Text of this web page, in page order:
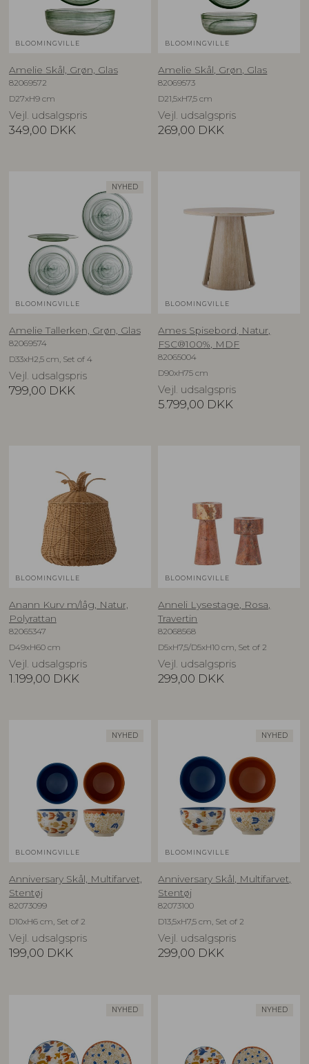
BLOOMINGVILLE
Amelie Skål, Grøn, Glas
82069572
D27xH9 cm
Vejl. udsalgspris
349,00 DKK
BLOOMINGVILLE
Amelie Skål, Grøn, Glas
82069573
D21,5xH7,5 cm
Vejl. udsalgspris
269,00 DKK
NYHED
BLOOMINGVILLE
Amelie Tallerken, Grøn, Glas
82069574
D33xH2,5 cm, Set of 4
Vejl. udsalgspris
799,00 DKK
BLOOMINGVILLE
Ames Spisebord, Natur,
FSC®100%, MDF
82065004
D90xH75 cm
Vejl. udsalgspris
5.799,00 DKK
BLOOMINGVILLE
Anann Kurv m/låg, Natur,
Polyrattan
82065347
D49xH60 cm
Vejl. udsalgspris
1.199,00 DKK
BLOOMINGVILLE
Anneli Lysestage, Rosa,
Travertin
82068568
D5xH7,5/D5xH10 cm, Set of 2
Vejl. udsalgspris
299,00 DKK
NYHED
BLOOMINGVILLE
Anniversary Skål, Multifarvet,
Stentøj
82073099
D10xH6 cm, Set of 2
Vejl. udsalgspris
199,00 DKK
NYHED
BLOOMINGVILLE
Anniversary Skål, Multifarvet,
Stentøj
82073100
D13,5xH7,5 cm, Set of 2
Vejl. udsalgspris
299,00 DKK
NYHED NYHED